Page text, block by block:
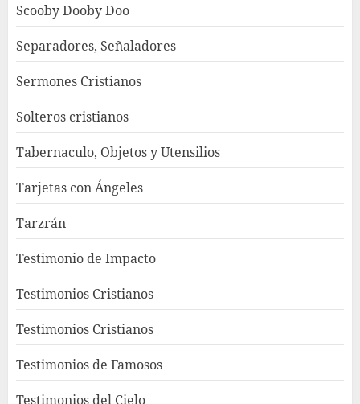
Scooby Dooby Doo
Separadores, Señaladores
Sermones Cristianos
Solteros cristianos
Tabernaculo, Objetos y Utensilios
Tarjetas con Ángeles
Tarzrán
Testimonio de Impacto
Testimonios Cristianos
Testimonios Cristianos
Testimonios de Famosos
Testimonios del Cielo